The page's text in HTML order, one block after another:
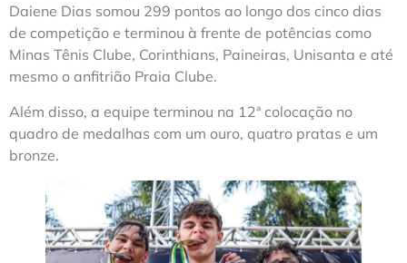
Daiene Dias somou 299 pontos ao longo dos cinco dias
de competição e terminou à frente de potências como
Minas Tênis Clube, Corinthians, Paineiras, Unisanta e até
mesmo o anfitrião Praia Clube.
Além disso, a equipe terminou na 12ª colocação no
quadro de medalhas com um ouro, quatro pratas e um
bronze.